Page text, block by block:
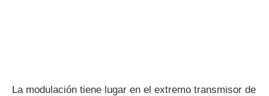
La modulación tiene lugar en el extremo transmisor de